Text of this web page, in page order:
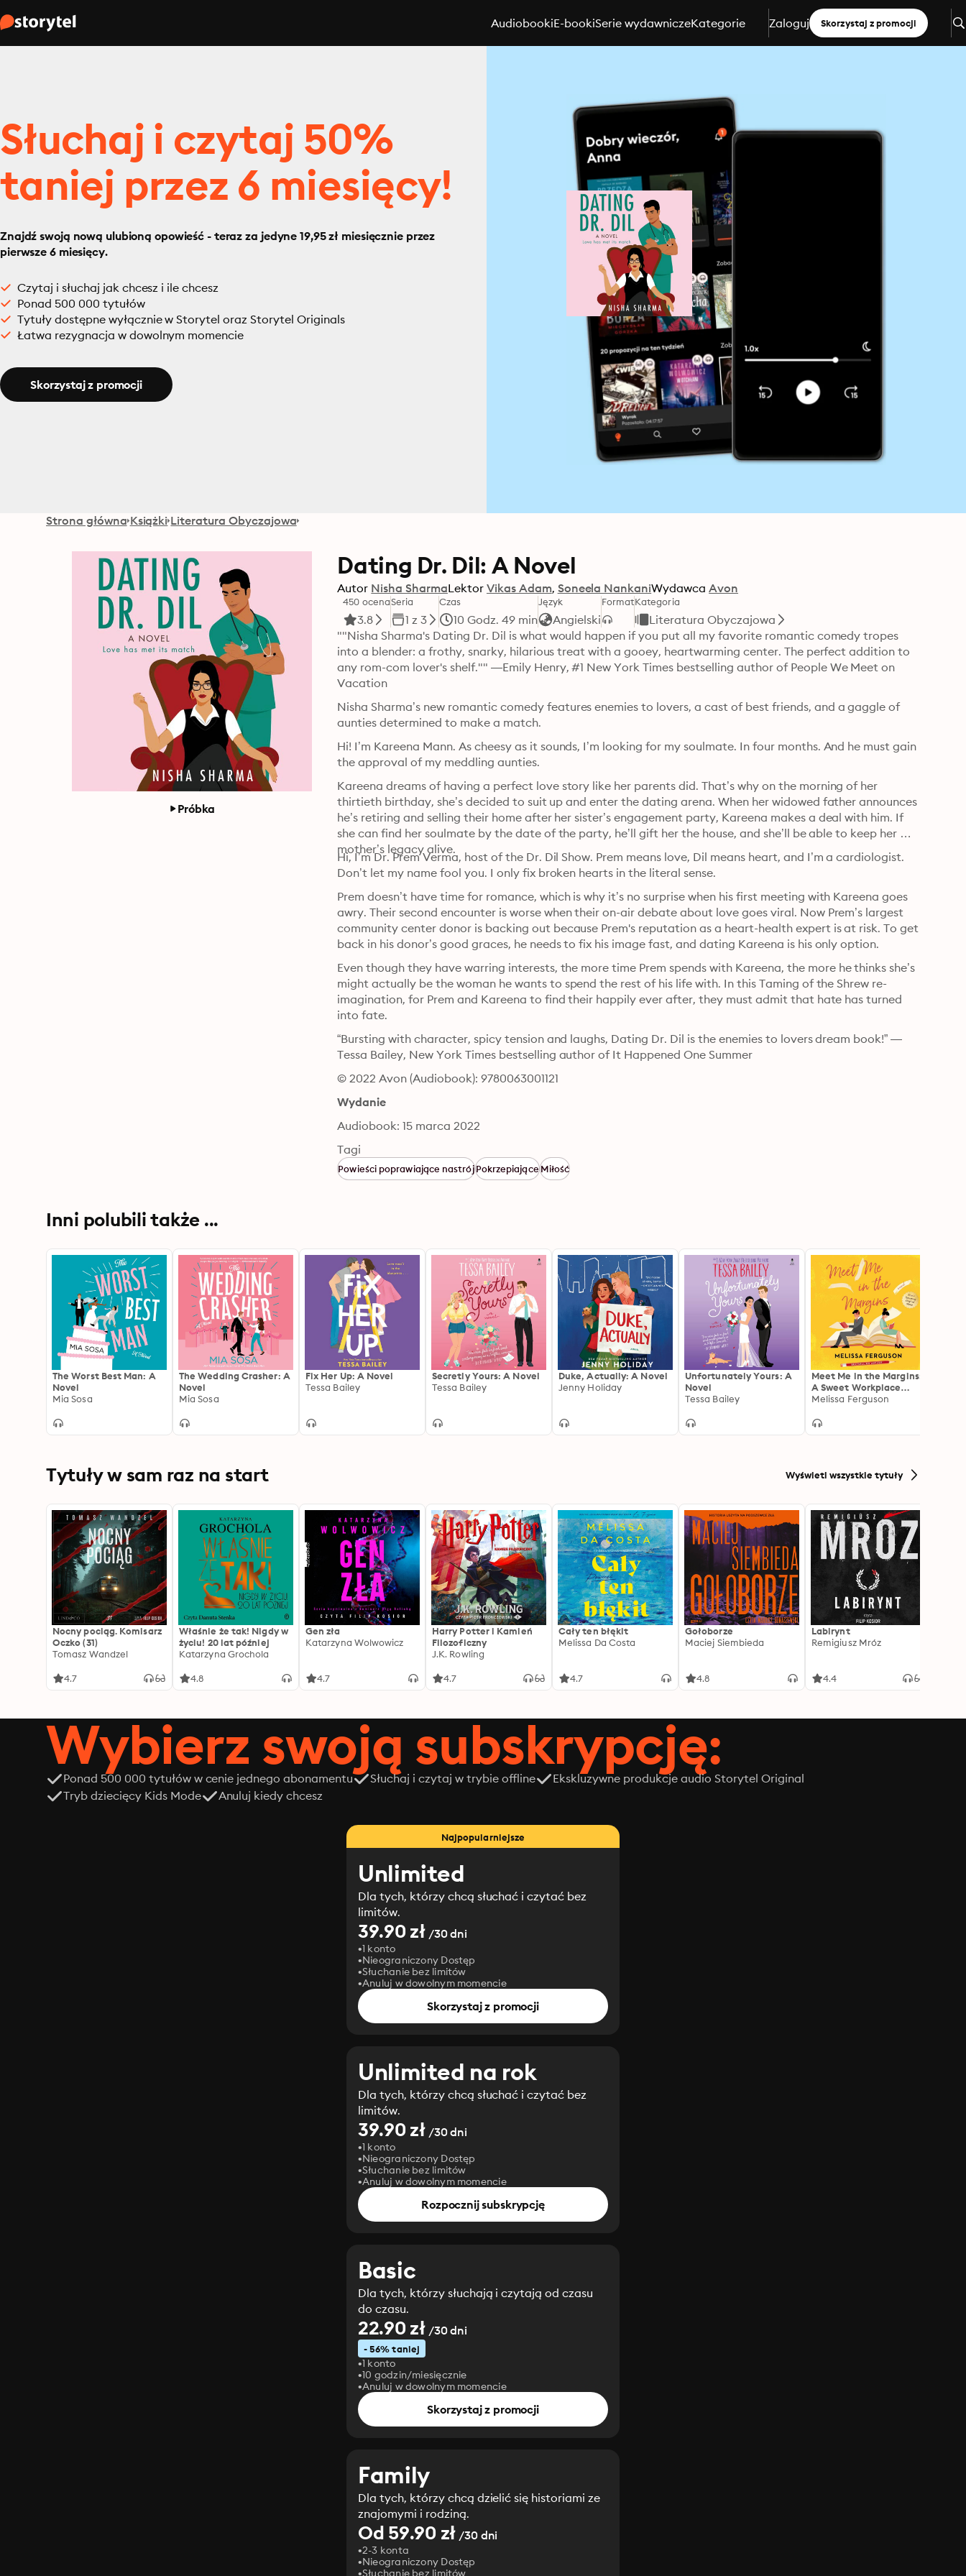
AudiobookiE-bookiSerie wydawniczeKategorie Zaloguj Skorzystaj z promocji
Słuchaj i czytaj 50%
taniej przez 6 miesięcy!
Znajdź swoją nową ulubioną opowieść - teraz za jedyne 19,95 zł miesięcznie przez
pierwsze 6 miesięcy.
Czytaj i słuchaj jak chcesz i ile chcesz
Ponad 500 000 tytułów
Tytuły dostępne wyłącznie w Storytel oraz Storytel Originals
Łatwa rezygnacja w dowolnym momencie
Skorzystaj z promocji
Strona główna Książki Literatura Obyczajowa
Próbka
Dating Dr. Dil: A Novel
Autor Nisha SharmaLektor Vikas Adam Soneela NankaniWydawca Avon
450 ocena
3.8
Seria
1 z 3
Czas
10 Godz. 49 min
Język
Angielski
FormatKategoria
Literatura Obyczajowa
""Nisha Sharma's Dating Dr. Dil is what would happen if you put all my favorite romantic comedy tropes
into a blender: a frothy, snarky, hilarious treat with a gooey, heartwarming center. The perfect addition to
any rom-com lover's shelf."" —Emily Henry, #1 New York Times bestselling author of People We Meet on
Vacation
Nisha Sharma’s new romantic comedy features enemies to lovers, a cast of best friends, and a gaggle of
aunties determined to make a match.
Hi! I’m Kareena Mann. As cheesy as it sounds, I’m looking for my soulmate. In four months. And he must gain
the approval of my meddling aunties.
Kareena dreams of having a perfect love story like her parents did. That’s why on the morning of her
thirtieth birthday, she’s decided to suit up and enter the dating arena. When her widowed father announces
he’s retiring and selling their home after her sister’s engagement party, Kareena makes a deal with him. If
she can find her soulmate by the date of the party, he’ll gift her the house, and she’ll be able to keep her
Hi, I’m Dr. Prem Verma, host of the Dr. Dil Show. Prem means love, Dil means heart, and I’m a cardiologist.
Don’t let my name fool you. I only fix broken hearts in the literal sense.
Prem doesn’t have time for romance, which is why it’s no surprise when his first meeting with Kareena goes
awry. Their second encounter is worse when their on-air debate about love goes viral. Now Prem’s largest
community center donor is backing out because Prem's reputation as a heart-health expert is at risk. To get
back in his donor’s good graces, he needs to fix his image fast, and dating Kareena is his only option.
Even though they have warring interests, the more time Prem spends with Kareena, the more he thinks she’s
might actually be the woman he wants to spend the rest of his life with. In this Taming of the Shrew re-
imagination, for Prem and Kareena to find their happily ever after, they must admit that hate has turned
into fate.
“Bursting with character, spicy tension and laughs, Dating Dr. Dil is the enemies to lovers dream book!” —
Tessa Bailey, New York Times bestselling author of It Happened One Summer
© 2022 Avon (Audiobook): 9780063001121
Wydanie
Audiobook: 15 marca 2022
Tagi
Powieści poprawiające nastrójPokrzepiająceMiłość
Inni polubili także ...
The Worst Best Man: A
Novel
Mia Sosa
The Wedding Crasher: A
Novel
Mia Sosa
Fix Her Up: A Novel
Tessa Bailey
Secretly Yours: A Novel
Tessa Bailey
Duke, Actually: A Novel
Jenny Holiday
Unfortunately Yours: A
Novel
Tessa Bailey
Meet Me in the Margins:
A Sweet Workplace
Rom-Com for People
Melissa Ferguson
Tytuły w sam raz na start Wyświetl wszystkie tytuły
Nocny pociąg. Komisarz
Oczko (31)
Tomasz Wandzel
4.7
Właśnie że tak! Nigdy w
życiu! 20 lat później
Katarzyna Grochola
4.8
Gen zła
Katarzyna Wolwowicz
4.7
Harry Potter i Kamień
Filozoficzny
J.K. Rowling
4.7
Cały ten błękit
Melissa Da Costa
4.7
Gołoborze
Maciej Siembieda
4.8
Labirynt
Remigiusz Mróz
4.4
Wybierz swoją subskrypcję:
Ponad 500 000 tytułów w cenie jednego abonamentu Słuchaj i czytaj w trybie offline
Ekskluzywne produkcje audio Storytel Original
Tryb dziecięcy Kids Mode
Anuluj kiedy chcesz
Najpopularniejsze
Unlimited
Dla tych, którzy chcą słuchać i czytać bez
limitów.
39.90 zł/30 dni
1 konto
Nieograniczony Dostęp
Słuchanie bez limitów
Anuluj w dowolnym momencie
Skorzystaj z promocji
Unlimited na rok
Dla tych, którzy chcą słuchać i czytać bez
limitów.
39.90 zł/30 dni
1 konto
Nieograniczony Dostęp
Słuchanie bez limitów
Anuluj w dowolnym momencie
Rozpocznij subskrypcję
Basic
Dla tych, którzy słuchają i czytają od czasu
do czasu.
22.90 zł/30 dni
- 56% taniej
1 konto
10 godzin/miesięcznie
Anuluj w dowolnym momencie
Skorzystaj z promocji
Family
Dla tych, którzy chcą dzielić się historiami ze
znajomymi i rodziną.
Od 59.90 zł /30 dni
2-3 konta
Nieograniczony Dostęp
Słuchanie bez limitów